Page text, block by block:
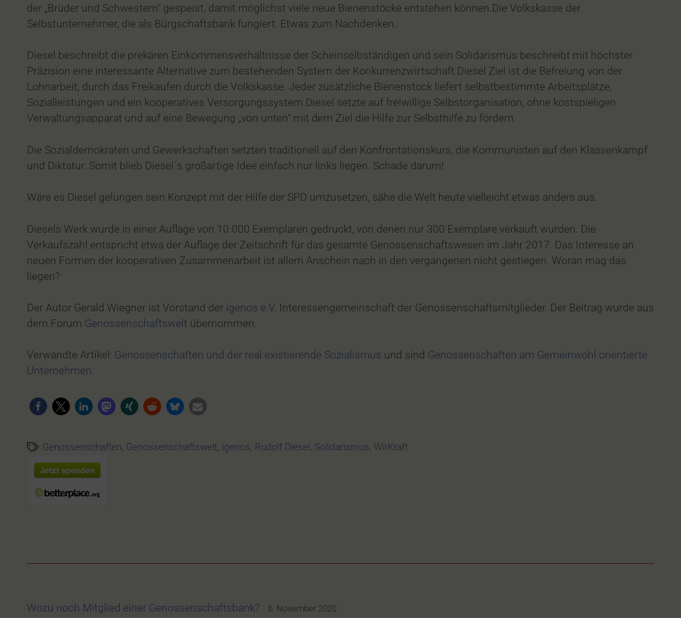
der „Brüder und Schwestern“ gespeist, damit möglichst viele neue Bienenstöcke entstehen können.Die Volkskasse der
Selbstunternehmer, die als Bürgschaftsbank fungiert. Etwas zum Nachdenken.
Diesel beschreibt die prekären Einkommensverhältnisse der Scheinselbständigen und sein Solidarismus beschreibt mit höchster
Präzision eine interessante Alternative zum bestehenden System der Konkurrenzwirtschaft.Diesel Ziel ist die Befreiung von der
Lohnarbeit, durch das Freikaufen durch die Volkskasse. Jeder zusätzliche Bienenstock liefert selbstbestimmte Arbeitsplätze,
Sozialleistungen und ein kooperatives Versorgungssystem.Diesel setzte auf freiwillige Selbstorganisation, ohne kostspieligen
Verwaltungsapparat und auf eine Bewegung „von unten“ mit dem Ziel die Hilfe zur Selbsthilfe zu fördern.
Die Sozialdemokraten und Gewerkschaften setzten traditionell auf den Konfrontationskurs, die Kommunisten auf den Klassenkampf
und Diktatur. Somit blieb Diesel´s großartige Idee einfach nur links liegen. Schade darum!
Wäre es Diesel gelungen sein Konzept mit der Hilfe der SPD umzusetzen, sähe die Welt heute vielleicht etwas anders aus.
Diesels Werk wurde in einer Auflage von 10.000 Exemplaren gedruckt, von denen nur 300 Exemplare verkauft wurden. Die
Verkaufszahl entspricht etwa der Auflage der Zeitschrift für das gesamte Genossenschaftswesen im Jahr 2017. Das Interesse an
neuen Formen der kooperativen Zusammenarbeit ist allem Anschein nach in den vergangenen nicht gestiegen. Woran mag das
liegen?
Der Autor Gerald Wiegner ist Vorstand der igenos e.V. Interessengemeinschaft der Genossenschaftsmitglieder. Der Beitrag wurde aus
dem Forum Genossenschaftswelt übernommen.
Verwandte Artikel: Genossenschaften und der real existierende Sozialismus und sind Genossenschaften am Gemeinwohl orientierte
Unternehmen.
Genossenschaften, Genossenschaftswelt, igenos, Rudolf Diesel, Solidarismus, WirKraft
Wozu noch Mitglied einer Genossenschaftsbank? 6. November 2020